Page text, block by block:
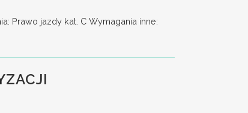
Prawo jazdy kat. C Wymagania inne: